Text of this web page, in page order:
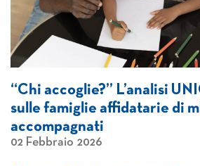
“Chi accoglie?” L’analisi
sulle famiglie affidatarie di
accompagnati
02 Febbraio 2026